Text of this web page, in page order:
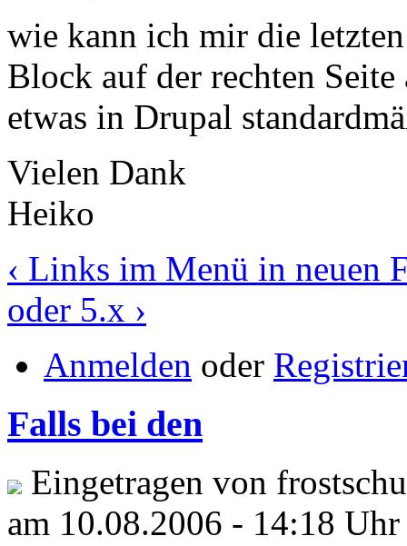
wie kann ich mir die
Block auf der rechten Seite
etwas in Drupal
Vielen Dank
Heiko
‹ Links im Menü in neuen
oder 5.x ›
Anmelden oder
Falls bei den
Eingetragen von
am 10.08.2006 - 14:18 Uhr